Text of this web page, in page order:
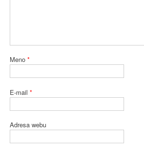
Meno *
E-mail *
Adresa webu